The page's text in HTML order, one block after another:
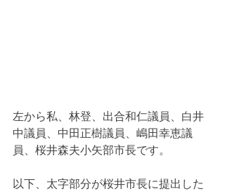
左から私、林登、出合和仁議員、白井
中議員、中田正樹議員、嶋田幸恵議
員、桜井森夫小矢部市長です。
以下、太字部分が桜井市長に提出した